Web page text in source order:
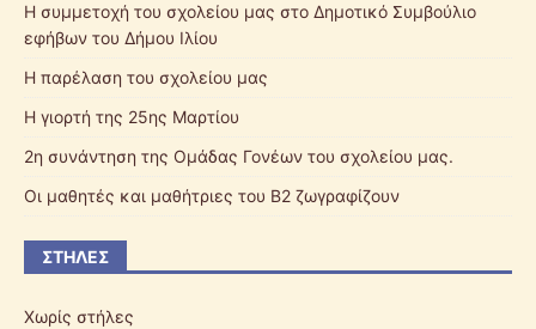
Η συμμετοχή του σχολείου μας στο Δημοτικό Συμβούλιο
εφήβων του Δήμου Ιλίου
Η παρέλαση του σχολείου μας
Η γιορτή της 25ης Μαρτίου
2η συνάντηση της Ομάδας Γονέων του σχολείου μας.
Οι μαθητές και μαθήτριες του Β2 ζωγραφίζουν
ΣΤΉΛΕΣ
Χωρίς στήλες